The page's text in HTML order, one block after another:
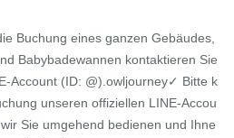
Buchung eines ganzen Gebäudes,
Babybadewannen kontaktieren Sie
Account (ID: @).owljourney✓ Bitte k
unseren offiziellen LINE-Accou
Sie umgehend bedienen und Ihne